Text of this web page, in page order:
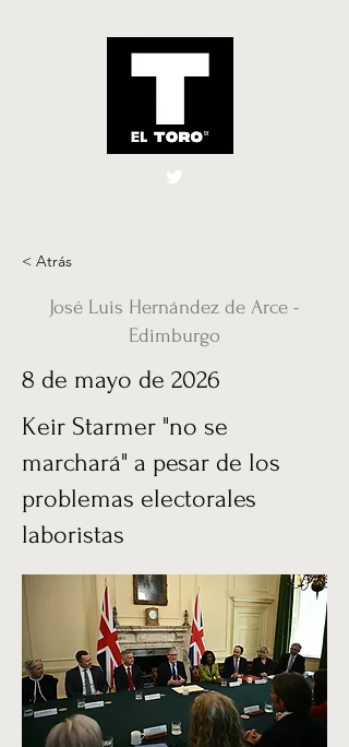
El Toro España
< Atrás
José Luis Hernández de Arce -
Edimburgo
8 de mayo de 2026
Keir Starmer "no se
marchará" a pesar de los
problemas electorales
laboristas